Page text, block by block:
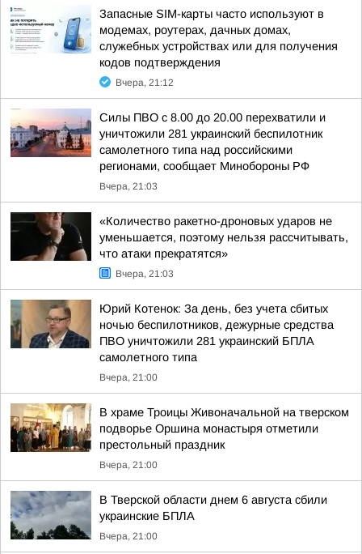
Запасные SIM-карты часто используют в
модемах, роутерах, дачных домах,
служебных устройствах или для получения
кодов подтверждения
Вчера, 21:12
Силы ПВО с 8.00 до 20.00 перехватили и
уничтожили 281 украинский беспилотник
самолетного типа над российскими
регионами, сообщает Минобороны РФ
Вчера, 21:03
«Количество ракетно-дроновых ударов не
уменьшается, поэтому нельзя рассчитывать,
что атаки прекратятся»
Вчера, 21:03
Юрий Котенок: За день, без учета сбитых
ночью беспилотников, дежурные средства
ПВО уничтожили 281 украинский БПЛА
самолетного типа
Вчера, 21:00
В храме Троицы Живоначальной на тверском
подворье Оршина монастыря отметили
престольный праздник
Вчера, 21:00
В Тверской области днем 6 августа сбили
украинские БПЛА
Вчера, 21:00